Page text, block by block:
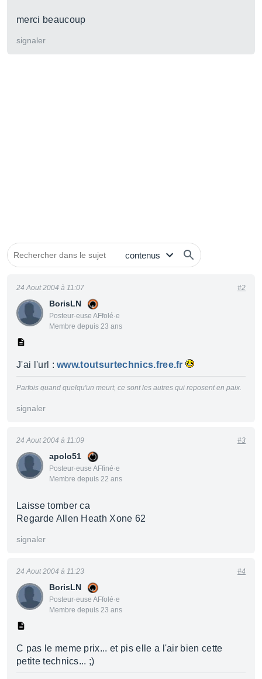
merci beaucoup
signaler
BorisLN
Posteur·euse AFfolé·e
Membre depuis 23 ans
24 Aout 2004 à 11:07 #2
J'ai l'url :www.toutsurtechnics.free.fr
Parfois quand quelqu'un meurt, ce sont les autres qui reposent en paix.
signaler
apolo51
Posteur·euse AFfiné·e
Membre depuis 22 ans
24 Aout 2004 à 11:09 #3
Laisse tomber ca
Regarde Allen Heath Xone 62
signaler
BorisLN
Posteur·euse AFfolé·e
Membre depuis 23 ans
24 Aout 2004 à 11:23 #4
C pas le meme prix... et pis elle a l'air bien cette
petite technics... ;)